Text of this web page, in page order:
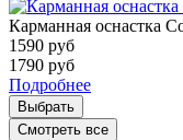
Карманная оснастка
1590 руб
1790 руб
Подробнее
Выбрать
Смотреть все